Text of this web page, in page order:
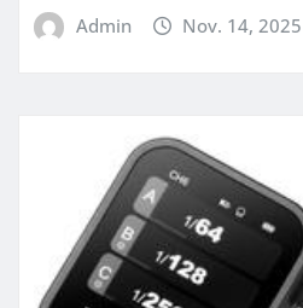
Admin Nov. 14, 2025